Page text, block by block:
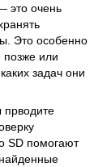
это очень
Это особенно
позже или
задач они
прводите
SD помогают